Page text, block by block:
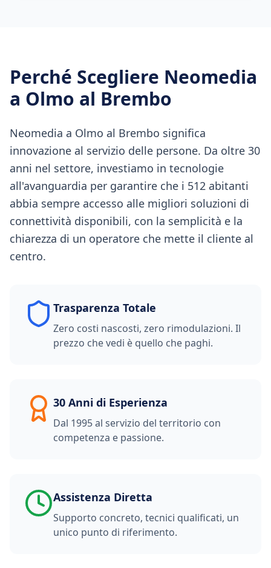
Perché Scegliere Neomedia
a Olmo al Brembo
Neomedia a Olmo al Brembo significa
innovazione al servizio delle persone. Da oltre 30
anni nel settore, investiamo in tecnologie
all'avanguardia per garantire che i 512 abitanti
abbia sempre accesso alle migliori soluzioni di
connettività disponibili, con la semplicità e la
chiarezza di un operatore che mette il cliente al
centro.
Trasparenza Totale
Zero costi nascosti, zero rimodulazioni. Il
prezzo che vedi è quello che paghi.
30 Anni di Esperienza
Dal 1995 al servizio del territorio con
competenza e passione.
Assistenza Diretta
Supporto concreto, tecnici qualificati, un
unico punto di riferimento.